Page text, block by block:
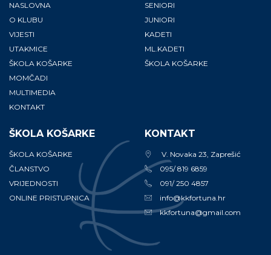
NASLOVNA
O KLUBU
VIJESTI
UTAKMICE
ŠKOLA KOŠARKE
MOMČADI
MULTIMEDIA
KONTAKT
SENIORI
JUNIORI
KADETI
ML.KADETI
ŠKOLA KOŠARKE
ŠKOLA KOŠARKE
ŠKOLA KOŠARKE
ČLANSTVO
VRIJEDNOSTI
ONLINE PRISTUPNICA
KONTAKT
V. Novaka 23, Zaprešić
095/ 819 6859
091/ 250 4857
info@kkfortuna.hr
kkfortuna@gmail.com